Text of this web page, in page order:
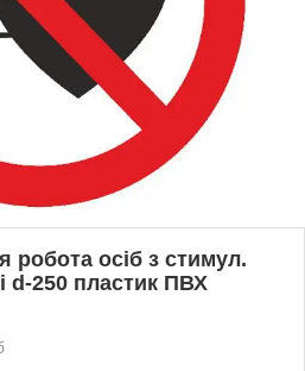
робота осіб з стимул.
d-250 пластик ПВХ